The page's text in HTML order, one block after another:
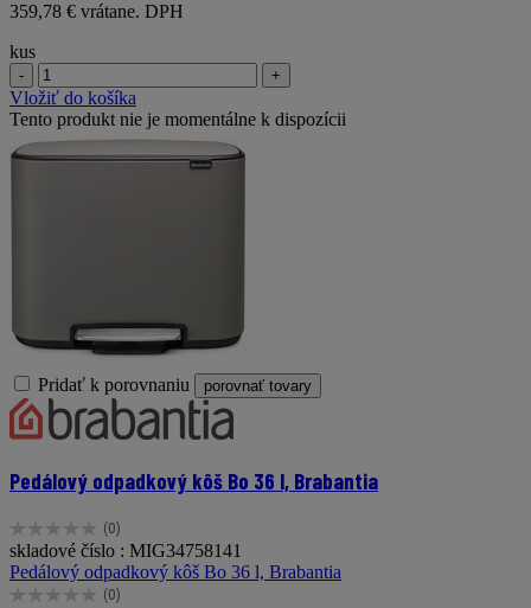
359,78 € vrátane. DPH
kus
- +
Vložiť do košíka
Tento produkt nie je momentálne k dispozícii
Pridať k porovnaniu porovnať tovary
Pedálový odpadkový kôš Bo 36 l, Brabantia
(0)
0.0
z
5
hviezdičiek.
skladové číslo : MIG34758141
Pedálový odpadkový kôš Bo 36 l, Brabantia
(0)